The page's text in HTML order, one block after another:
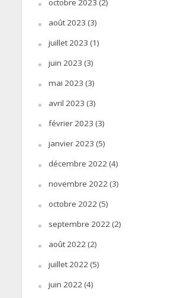
octobre 2023 (2)
août 2023 (3)
juillet 2023 (1)
juin 2023 (3)
mai 2023 (3)
avril 2023 (3)
février 2023 (3)
janvier 2023 (5)
décembre 2022(4)
novembre 2022(3)
octobre 2022(5)
septembre 2022(2)
août 2022(2)
juillet 2022(5)
juin 2022(4)